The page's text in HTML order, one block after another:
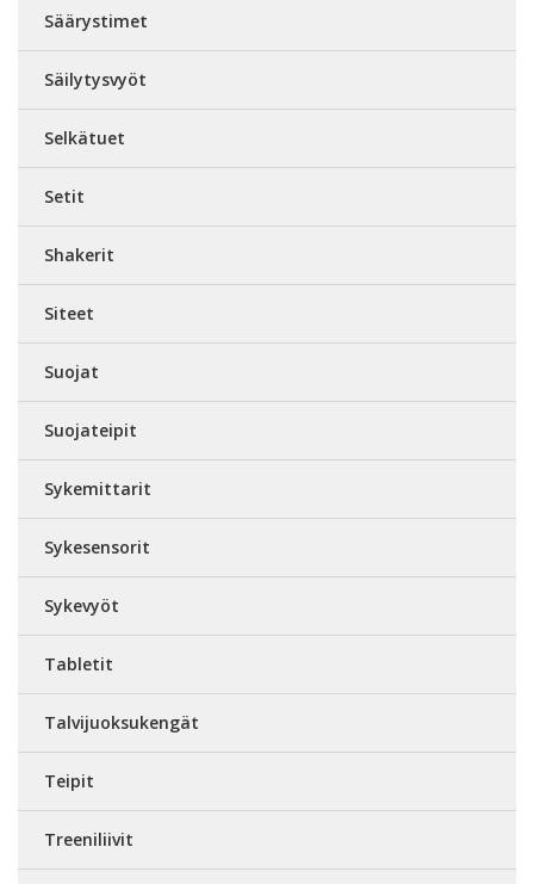
Säärystimet
Säilytysvyöt
Selkätuet
Setit
Shakerit
Siteet
Suojat
Suojateipit
Sykemittarit
Sykesensorit
Sykevyöt
Tabletit
Talvijuoksukengät
Teipit
Treeniliivit